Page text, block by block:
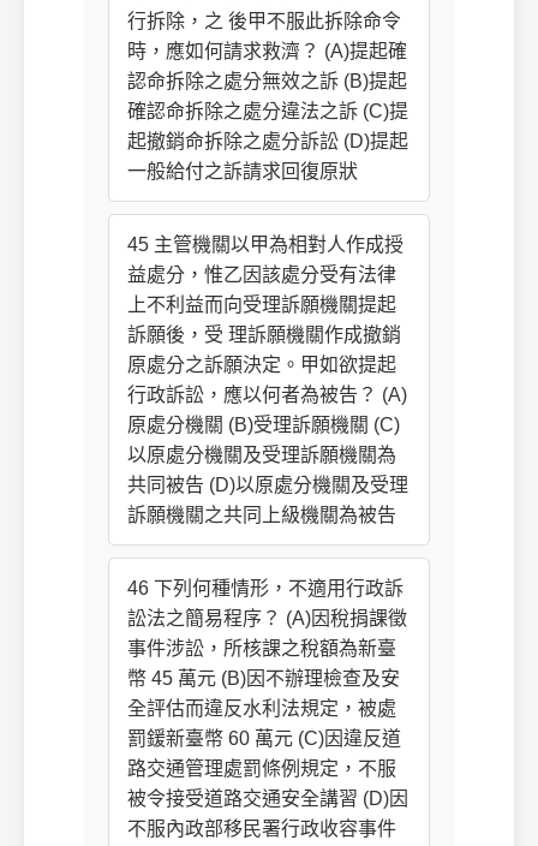
行拆除，之 後甲不服此拆除命令
時，應如何請求救濟？ (A)提起確
認命拆除之處分無效之訴 (B)提起
確認命拆除之處分違法之訴 (C)提
起撤銷命拆除之處分訴訟 (D)提起
一般給付之訴請求回復原狀
45 主管機關以甲為相對人作成授
益處分，惟乙因該處分受有法律
上不利益而向受理訴願機關提起
訴願後，受 理訴願機關作成撤銷
原處分之訴願決定。甲如欲提起
行政訴訟，應以何者為被告？ (A)
原處分機關 (B)受理訴願機關 (C)
以原處分機關及受理訴願機關為
共同被告 (D)以原處分機關及受理
訴願機關之共同上級機關為被告
46 下列何種情形，不適用行政訴
訟法之簡易程序？ (A)因稅捐課徵
事件涉訟，所核課之稅額為新臺
幣 45 萬元 (B)因不辦理檢查及安
全評估而違反水利法規定，被處
罰鍰新臺幣 60 萬元 (C)因違反道
路交通管理處罰條例規定，不服
被令接受道路交通安全講習 (D)因
不服內政部移民署行政收容事件